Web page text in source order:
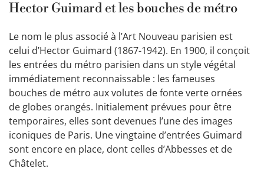
Hector Guimard et les bouches de métro
Le nom le plus associé à l’Art Nouveau parisien est
celui d’Hector Guimard (1867-1942). En 1900, il conçoit
les entrées du métro parisien dans un style végétal
immédiatement reconnaissable : les fameuses
bouches de métro aux volutes de fonte verte ornées
de globes orangés. Initialement prévues pour être
temporaires, elles sont devenues l’une des images
iconiques de Paris. Une vingtaine d’entrées Guimard
sont encore en place, dont celles d’Abbesses et de
Châtelet.